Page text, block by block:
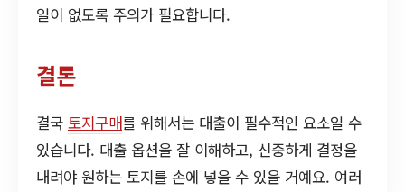
일이 없도록 주의가 필요합니다.
결론
결국 토지구매를 위해서는 대출이 필수적인 요소일 수
있습니다. 대출 옵션을 잘 이해하고, 신중하게 결정을
내려야 원하는 토지를 손에 넣을 수 있을 거예요. 여러